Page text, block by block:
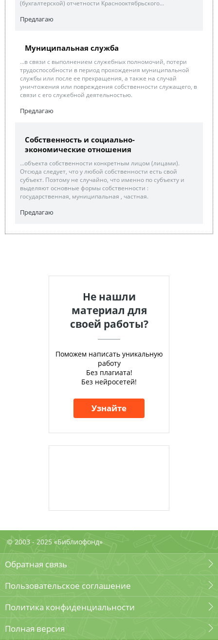
(бухгалтерской) отчетности Краснооктябрьского...
Предлагаю
Муниципальная служба
...в связи с выполнением служебных полномочий, потери
трудоспособности в период прохождения муниципальной
службы или после ее прекращения, а также на случай
уничтожения или повреждения собственности служащего, в
связи с его служебной деятельностью.
Предлагаю
Собственность и социально-
экономические отношения
...объекта собственности конкретным лицом (лицами).
Отсюда следует, что у любой собственности есть свой
субъект. Поэтому не случайно, что именно по субъекту и
выделяют основные формы собственности :
государственная, муниципальная , частная.
Предлагаю
Не нашли
материал для
своей работы?
Поможем написать уникальную
работу
Без плагиата!
Без нейросетей!
Узнайте
© 2003 - 2025 «Библиофонд»
Обратная связь
Пользовательское соглашение
Политика конфиденциальности
Полная версия